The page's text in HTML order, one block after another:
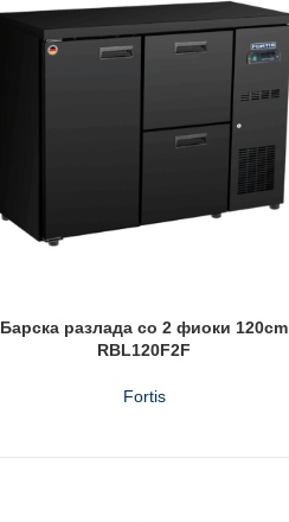
Барска разлада со 2 фиоки 120cm
RBL120F2F
Fortis